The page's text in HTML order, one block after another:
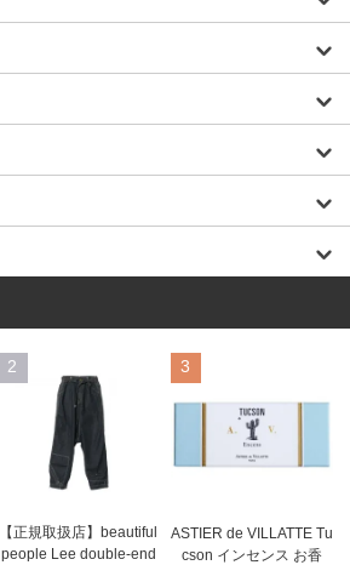
2
【正規取扱店】beautiful
people Lee double-end
3
ASTIER de VILLATTE Tu
cson インセンス お香